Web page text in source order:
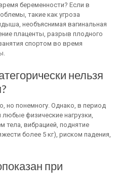
беременности? Если в
такие как угроза
необъяснимая вагинальная
плаценты, разрыв плодного
спортом во время
нельзя
но понемногу. Однако, в период
физические нагрузки,
вибрацией, поднятие
более 5 кг), риском падения,
при